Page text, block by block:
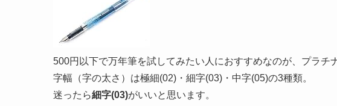
500円以下で万年筆を試してみたい人におすすめなのが、プラチ
字幅（字の太さ）は極細(02)・細字(03)・中字(05)の3種類。
迷ったら細字(03)がいいと思います。